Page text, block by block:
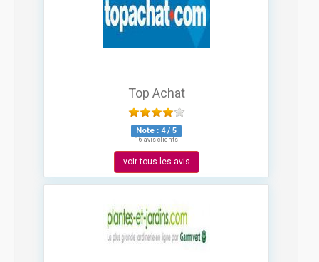
Top Achat
Note : 4/ 5
16 avis clients
voir tous les avis